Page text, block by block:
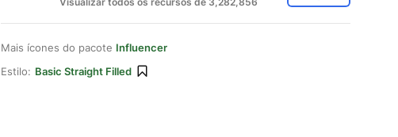
Mais ícones do pacote Influencer
Estilo: Basic Straight Filled